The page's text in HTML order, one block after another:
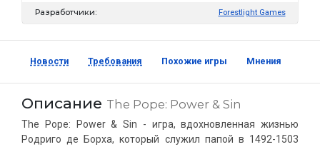
Разработчики: Forestlight Games
Новости Требования Похожие игры Мнения
Описание The Pope: Power & Sin
The Pope: Power & Sin - игра, вдохновленная жизнью
Родриго де Борха, который служил папой в 1492-1503